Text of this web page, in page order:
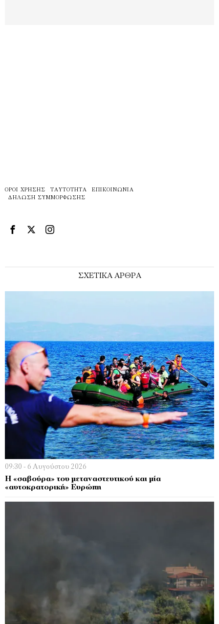
ΌΡΟΙ ΧΡΉΣΗΣ ΤΑΥΤΌΤΗΤΑ
ΕΠΙΚΟΙΝΩΝΊΑ
ΔΉΛΩΣΗ ΣΥΜΜΌΡΦΩΣΗΣ
ΣΧΕΤΙΚΑ ΑΡΘΡΑ
09:30 - 6 Αυγούστου 2026
Η «σαβούρα» του μεταναστευτικού και μία
«αυτοκρατορική» Ευρώπη